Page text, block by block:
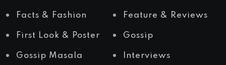
Facts & Fashion Feature & Reviews
First Look & Poster Gossip
Gossip Masala Interviews